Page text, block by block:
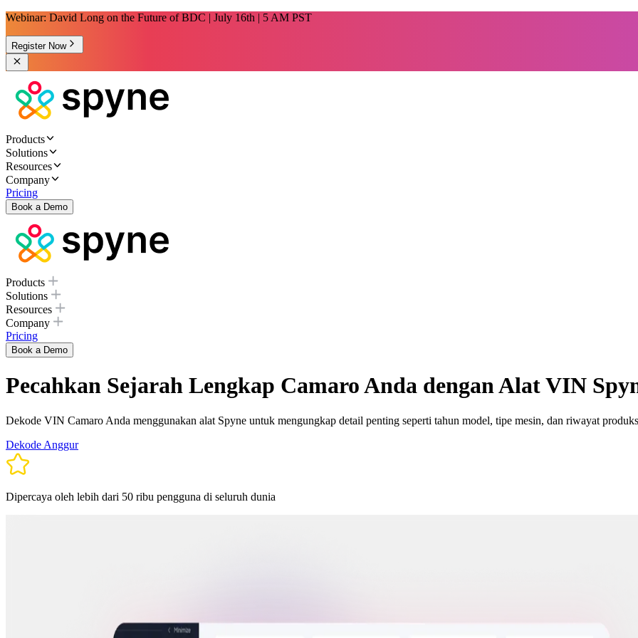
Webinar: David Long on the Future of BDC | July 16th | 5 AM PST
Register Now
Products
Solutions
Resources
Company
Pricing
Book a Demo
Products
Solutions
Resources
Company
Pricing
Book a Demo
Pecahkan Sejarah Lengkap Camaro Anda dengan Alat VIN
Dekode VIN Camaro Anda menggunakan alat Spyne untuk mengungkap detail penting seperti tahun model, tipe mesin, dan riwayat
Dekode Anggur
Dipercaya oleh lebih dari 50 ribu pengguna di seluruh dunia